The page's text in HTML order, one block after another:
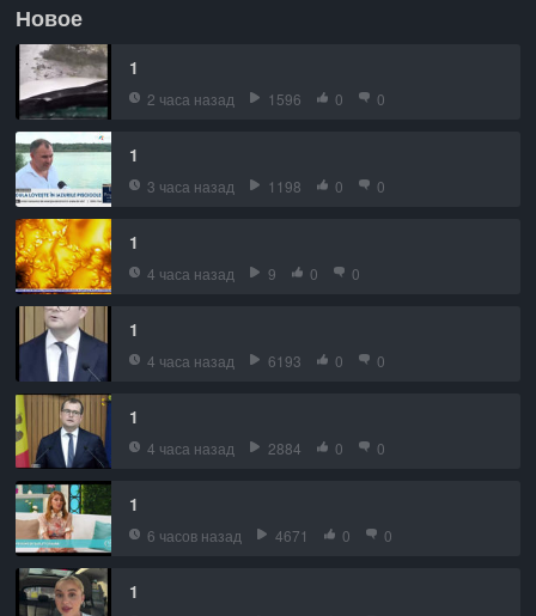
Новое
1
2 часа назад 1596 0 0
1
3 часа назад 1198 0 0
1
4 часа назад 9 0 0
1
4 часа назад 6193 0 0
1
4 часа назад 2884 0 0
1
6 часов назад 4671 0 0
1